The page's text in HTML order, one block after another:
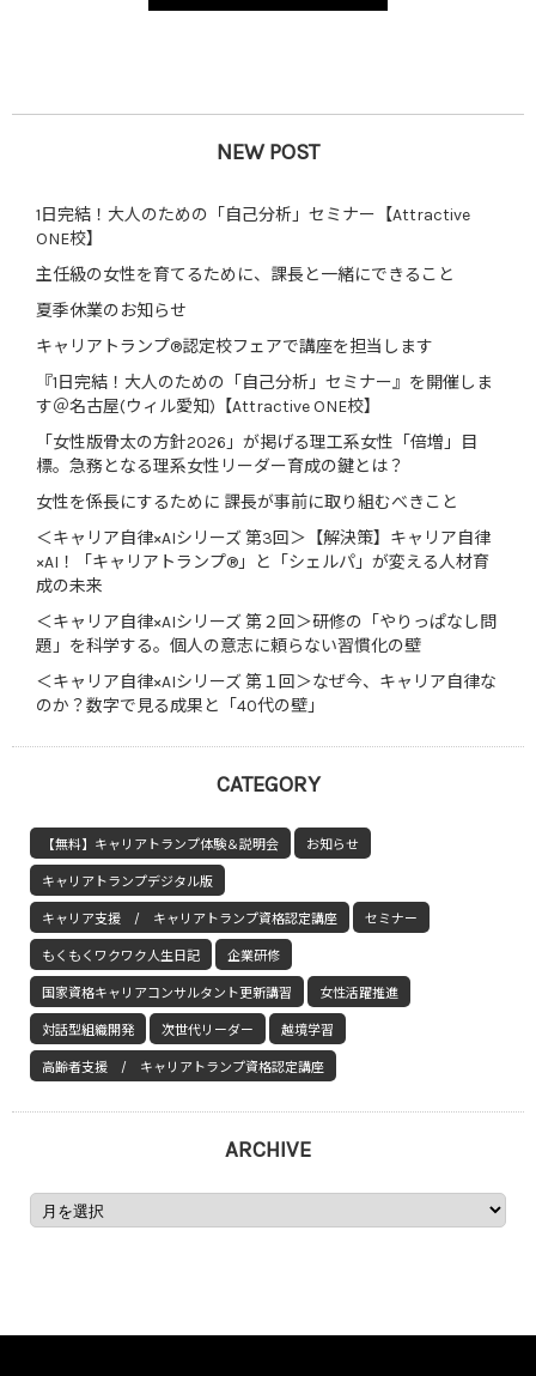
NEW POST
1日完結！大人のための「自己分析」セミナー【Attractive
ONE校】
主任級の女性を育てるために、課長と一緒にできること
夏季休業のお知らせ
キャリアトランプ®認定校フェアで講座を担当します
『1日完結！大人のための「自己分析」セミナー』を開催しま
す＠名古屋(ウィル愛知)【Attractive ONE校】
「女性版骨太の方針2026」が掲げる理工系女性「倍増」目
標。急務となる理系女性リーダー育成の鍵とは？
女性を係長にするために 課長が事前に取り組むべきこと
＜キャリア自律×AIシリーズ 第3回＞【解決策】キャリア自律
×AI！「キャリアトランプ®」と「シェルパ」が変える人材育
成の未来
＜キャリア自律×AIシリーズ 第２回＞研修の「やりっぱなし問
題」を科学する。個人の意志に頼らない習慣化の壁
＜キャリア自律×AIシリーズ 第１回＞なぜ今、キャリア自律な
のか？数字で見る成果と「40代の壁」
CATEGORY
【無料】キャリアトランプ体験＆説明会 お知らせ
キャリアトランプデジタル版
キャリア支援 / キャリアトランプ資格認定講座 セミナー
もくもくワクワク人生日記 企業研修
国家資格キャリアコンサルタント更新講習 女性活躍推進
対話型組織開発 次世代リーダー 越境学習
高齢者支援 / キャリアトランプ資格認定講座
ARCHIVE